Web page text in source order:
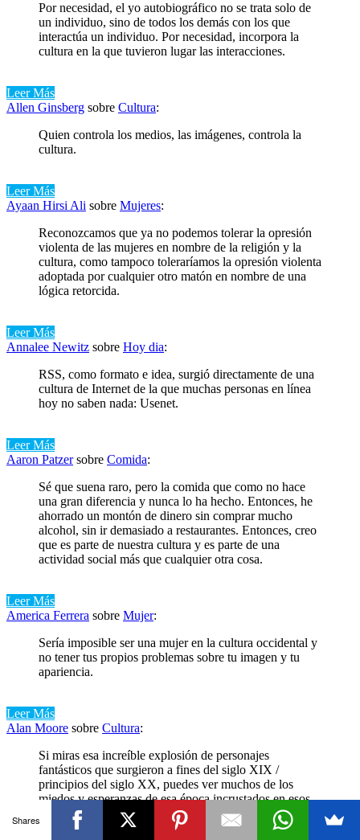
Por necesidad, el yo autobiográfico no se trata solo de
un individuo, sino de todos los demás con los que
interactúa un individuo. Por necesidad, incorpora la
cultura en la que tuvieron lugar las interacciones.
Leer Más
Allen Ginsberg sobre Cultura:
Quien controla los medios, las imágenes, controla la
cultura.
Leer Más
Ayaan Hirsi Ali sobre Mujeres:
Reconozcamos que ya no podemos tolerar la opresión
violenta de las mujeres en nombre de la religión y la
cultura, como tampoco toleraríamos la opresión violenta
adoptada por cualquier otro matón en nombre de una
lógica retorcida.
Leer Más
Annalee Newitz sobre Hoy dia:
RSS, como formato e idea, surgió directamente de una
cultura de Internet de la que muchas personas en línea
hoy no saben nada: Usenet.
Leer Más
Aaron Patzersobre Comida:
Sé que suena raro, pero la comida que como no hace
una gran diferencia y nunca lo ha hecho. Entonces, he
ahorrado un montón de dinero sin comprar mucho
alcohol, sin ir demasiado a restaurantes. Entonces, creo
que es parte de nuestra cultura y es parte de una
actividad social más que cualquier otra cosa.
Leer Más
America Ferrera sobre Mujer:
Sería imposible ser una mujer en la cultura occidental y
no tener tus propios problemas sobre tu imagen y tu
apariencia.
Leer Más
Alan Moore sobre Cultura:
Si miras esa increíble explosión de personajes
fantásticos que surgieron a fines del siglo XIX /
principios del siglo XX, puedes ver muchos de los
miedos y esperanzas de esa época incrustados en esos
personajes. Incluso en los fragmentos desechables de la
cultura contemporánea, a menudo se pueden encontrar
Shares